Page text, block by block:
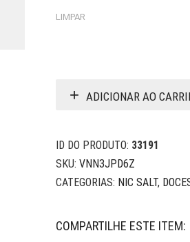
LIMPAR
ADICIONAR AO
ID DO PRODUTO: 33191
SKU: VNN3JPD6Z
CATEGORIAS: NIC SALT,
COMPARTILHE ESTE ITEM: